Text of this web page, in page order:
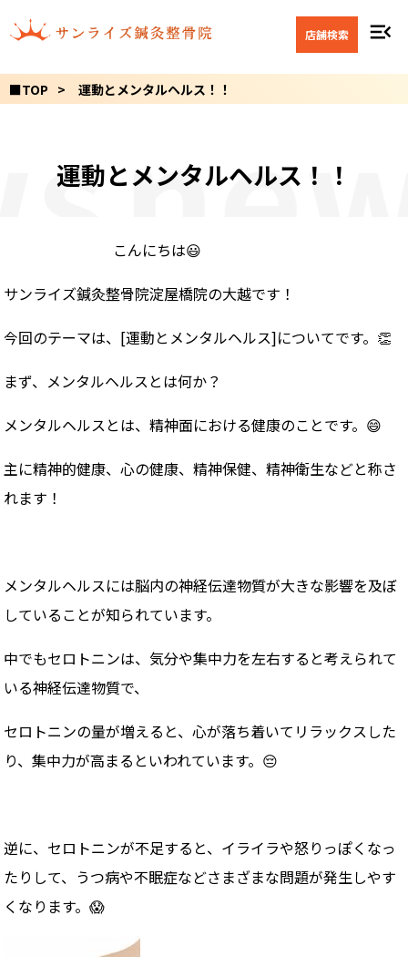
店舗検索 menu_open
■TOP 運動とメンタルヘルス！！
運動とメンタルヘルス！！
こんにちは😃
サンライズ鍼灸整骨院淀屋橋院の大越です！
今回のテーマは、[運動とメンタルヘルス]についてです。👏
まず、メンタルヘルスとは何か？
メンタルヘルスとは、精神面における健康のことです。😄
主に精神的健康、心の健康、精神保健、精神衛生などと称さ
れます！
メンタルヘルスには脳内の神経伝達物質が大きな影響を及ぼ
していることが知られています。
中でもセロトニンは、気分や集中力を左右すると考えられて
いる神経伝達物質で、
セロトニンの量が増えると、心が落ち着いてリラックスした
り、集中力が高まるといわれています。😔
逆に、セロトニンが不足すると、イライラや怒りっぽくなっ
たりして、うつ病や不眠症などさまざまな問題が発生しやす
くなります。😱